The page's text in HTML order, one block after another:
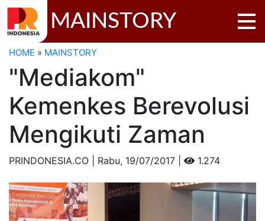
MAINSTORY
HOME » MAINSTORY
"Mediakom"
Kemenkes Berevolusi
Mengikuti Zaman
PRINDONESIA.CO | Rabu, 19/07/2017 | 1.274